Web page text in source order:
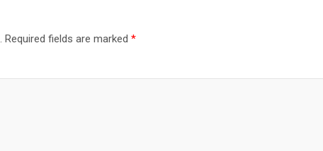
Required fields are marked *